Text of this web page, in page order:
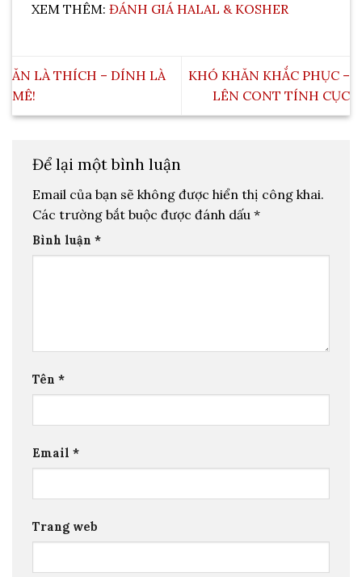
XEM THÊM: ĐÁNH GIÁ HALAL & KOSHER
ĂN LÀ THÍCH – DÍNH LÀ
MÊ!
KHÓ KHĂN KHẮC PHỤC –
LÊN CONT TÍNH CỤC
Để lại một bình luận
Email của bạn sẽ không được hiển thị công khai.
Các trường bắt buộc được đánh dấu *
Bình luận *
Tên *
Email *
Trang web